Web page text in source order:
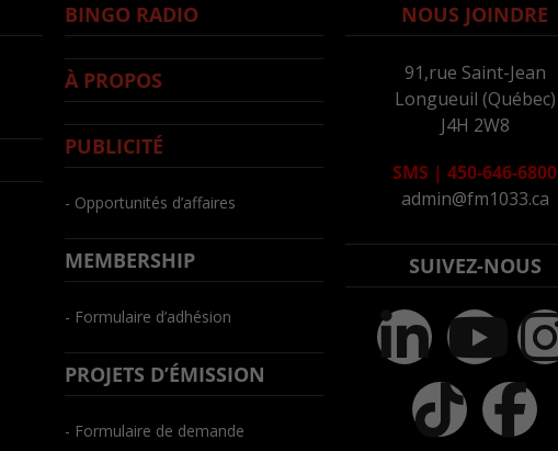
BINGO RADIO
À PROPOS
PUBLICITÉ
- Opportunités d’affaires
MEMBERSHIP
- Formulaire d’adhésion
PROJETS D’ÉMISSION
- Formulaire de demande
NOUS JOINDRE
91,rue Saint-Jean
Longueuil (Québec)
J4H 2W8
SMS | 450-646-6800
admin@fm1033.ca
SUIVEZ-NOUS